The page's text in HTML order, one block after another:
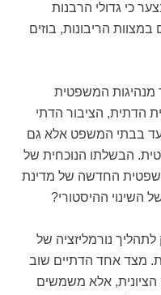
כי גדולי הרבנות
הריבונות, בוזים
מנהיגות המשפטית
הדתית, הציבור הדתי
בבתי המשפט אלא גם
הבשלתו הנוכחית של
החדשה של מדינת
השינוי ההיסטורי?
לתהליך נורמליזציה של
מצד אחד הדתיים שוב
הציונית, אלא משמשים